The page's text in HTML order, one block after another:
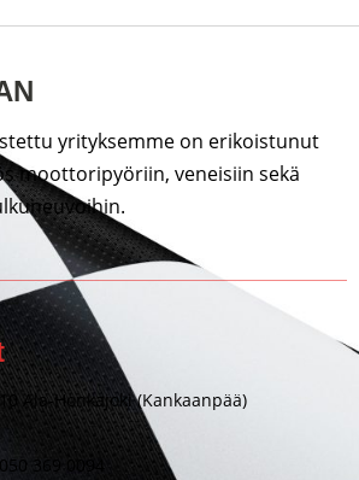
yrityksemme on erikoistunut
moottoripyöriin, veneisiin sekä
Ala-Honkajoki (Kankaanpää)
369 0094